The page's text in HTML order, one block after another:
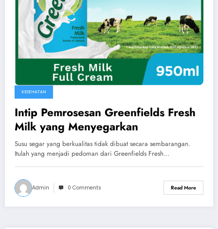
KESEHATAN
Intip Pemrosesan Greenfields Fresh
Milk yang Menyegarkan
Susu segar yang berkualitas tidak dibuat secara sembarangan.
Itulah yang menjadi pedoman dari Greenfields Fresh…
Admin 0 Comments Read More